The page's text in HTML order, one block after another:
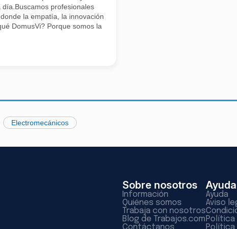
profesionales
la empatía, la innovación
DomusVi? Porque somos la
Electromecánicos
Sobre nosotros
Información
Quiénes somos
Trabaja con nosotros
Blog de Trabajos.com
Contáctanos
Ayuda
Ayuda
Aviso
Política